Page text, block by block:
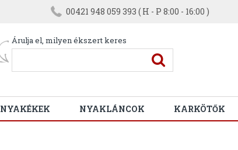
00421 948 059 393 ( H - P 8:00 - 16:00 )
Árulja el, milyen ékszert keres
NYAKÉKEK NYAKLÁNCOK KARKÖTŐK